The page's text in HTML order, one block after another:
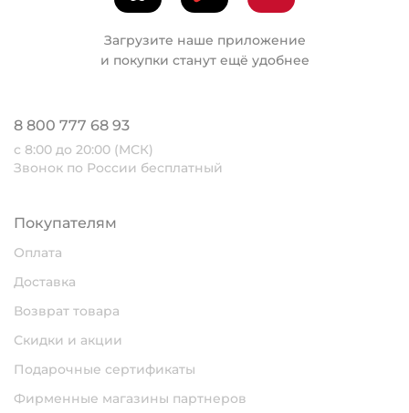
Загрузите наше приложение
и покупки станут ещё удобнее
8 800 777 68 93
с 8:00 до 20:00 (МСК)
Звонок по России бесплатный
Покупателям
Оплата
Доставка
Возврат товара
Скидки и акции
Подарочные сертификаты
Фирменные магазины партнеров